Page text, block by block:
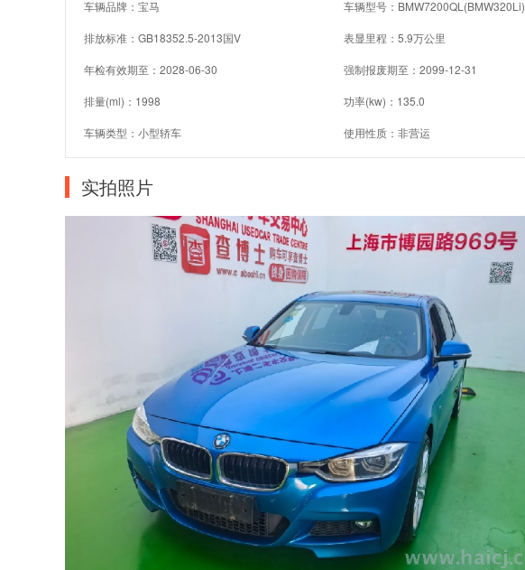
车辆品牌：宝马 车辆型号：BMW7200QL(BMW320Li)
排放标准：GB18352.5-2013国V 表显里程：5.9万公里
年检有效期至：2028-06-30 强制报废期至：2099-12-31
排量(ml)：1998 功率(kw)：135.0
车辆类型：小型轿车 使用性质：非营运
实拍照片